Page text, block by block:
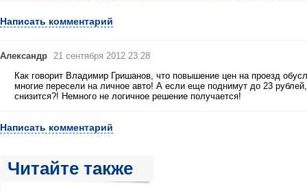
Написать комментарий
Александр 21 сентября 2012 23:28
Как говорит Владимир Гришанов, что повышение цен на проезд
многие пересели на личное авто! А если еще поднимут до 23
снизится?! Немного не логичное решение получается!
Написать комментарий
Читайте также